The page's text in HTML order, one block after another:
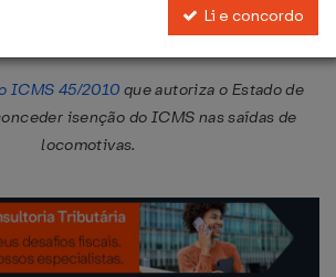
ICMS 45/2010 que autoriza o Estado de
isenção do ICMS nas saídas de
locomotivas.
Li e concordo